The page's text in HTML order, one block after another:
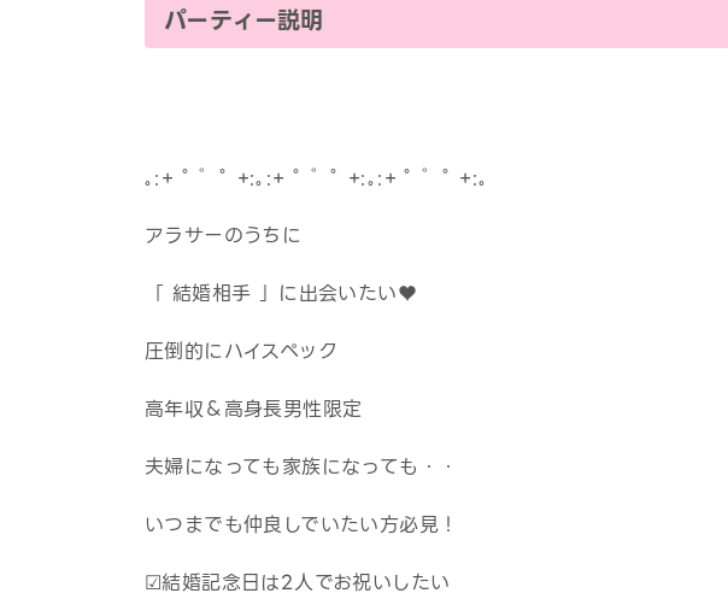
パーティー説明
｡:+ ﾟ ゜ﾟ +:｡:+ ﾟ ゜ﾟ +:｡:+ ﾟ ゜ﾟ +:｡
アラサーのうちに
「 結婚相手 」に出会いたい♥
圧倒的にハイスペック
高年収＆高身長男性限定
夫婦になっても家族になっても・・
いつまでも仲良しでいたい方必見！
☑結婚記念日は2人でお祝いしたい